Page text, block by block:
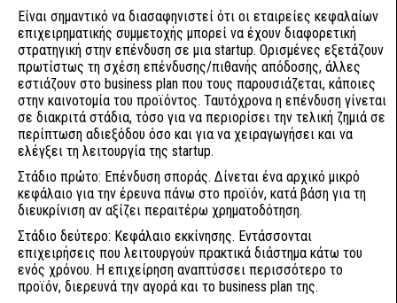
Είναι σημαντικό να διασαφηνιστεί ότι οι εταιρείες κεφαλαίων
επιχειρηματικής συμμετοχής μπορεί να έχουν διαφορετική
στρατηγική στην επένδυση σε μια startup. Ορισμένες εξετάζουν
πρωτίστως τη σχέση επένδυσης/πιθανής απόδοσης, άλλες
εστιάζουν στο business plan που τους παρουσιάζεται, κάποιες
στην καινοτομία του προϊόντος. Ταυτόχρονα η επένδυση γίνεται
σε διακριτά στάδια, τόσο για να περιορίσει την τελική ζημιά σε
περίπτωση αδιεξόδου όσο και για να χειραγωγήσει και να
ελέγξει τη λειτουργία της startup.
Στάδιο πρώτο: Επένδυση σποράς. Δίνεται ένα αρχικό μικρό
κεφάλαιο για την έρευνα πάνω στο προϊόν, κατά βάση για τη
διευκρίνιση αν αξίζει περαιτέρω χρηματοδότηση.
Στάδιο δεύτερο: Κεφάλαιο εκκίνησης. Εντάσσονται
επιχειρήσεις που λειτουργούν πρακτικά διάστημα κάτω του
ενός χρόνου. Η επιχείρηση αναπτύσσει περισσότερο το
προϊόν, διερευνά την αγορά και το business plan της.